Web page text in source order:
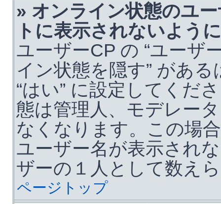
» オンライン状態のユ
トに表示されないよう
ユーザーCP の “ユーザ
イン状態を隠す” があ
“はい” に設定してくだ
態は管理人、モデレー
なくなります。この場
ユーザー名が表示され
ザーの１人として数え
ページトップ